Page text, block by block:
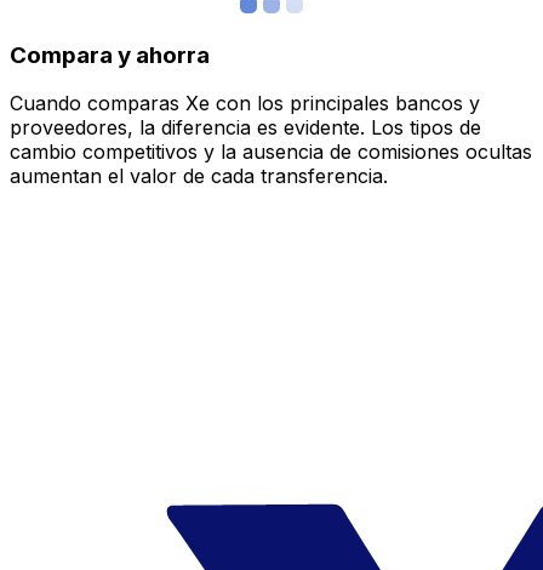
Compara y ahorra
Cuando comparas Xe con los principales bancos y
proveedores, la diferencia es evidente. Los tipos de
cambio competitivos y la ausencia de comisiones ocultas
aumentan el valor de cada transferencia.